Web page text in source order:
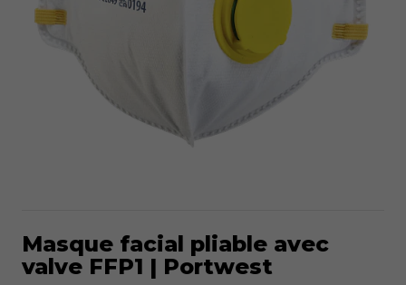
Masque facial pliable avec
valve FFP1 | Portwest